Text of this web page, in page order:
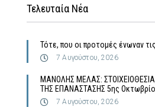
Τελευταία Νέα
Τότε, που οι προτομές ένωναν
7 Αυγούστου, 2026
MΑΝΟΛΗΣ ΜΕΛΑΣ:
ΤΗΣ ΕΠΑΝΑΣΤΑΣΗΣ 5ης
7 Αυγούστου, 2026